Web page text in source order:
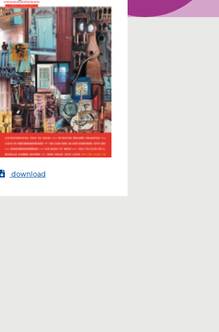
download